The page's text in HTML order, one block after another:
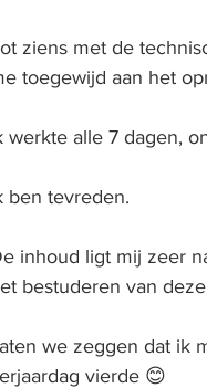
ziens met de
toegewijd aan het
werkte alle 7 dagen,
ben tevreden.
inhoud ligt mij zeer
bestuderen van
we zeggen dat ik
vierde 😊